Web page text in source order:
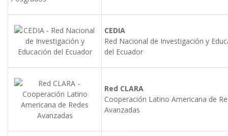
CEDIA
Red Nacional de Investigación y
del Ecuador
Red CLARA
Cooperación Latino Americana de
Avanzadas